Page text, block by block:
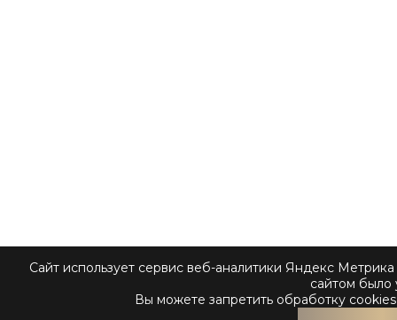
Сайт использует сервис веб-аналитики Яндекс
сайтом было
Вы можете запретить обработку